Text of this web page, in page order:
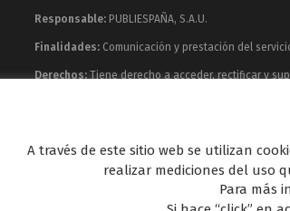
Responsable: PUBLIESPAÑA, S.A.U.
Finalidades: Comunicación y prestación del
Derechos: Tiene derecho a acceder, rectificar y
Publiespaña es empresa de Mediaset España
Energy y Be Mad, así como de una amplia oferta en el
A través de este sitio web se utilizan
realizar mediciones del uso
Para más